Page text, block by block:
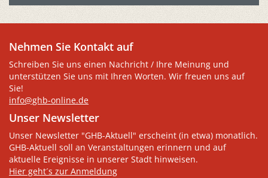
Nehmen Sie Kontakt auf
Schreiben Sie uns einen Nachricht / Ihre Meinung und
unterstützen Sie uns mit Ihren Worten. Wir freuen uns auf
Sie!
info@ghb-online.de
Unser Newsletter
Unser Newsletter "GHB-Aktuell" erscheint (in etwa) monatlich.
GHB-Aktuell soll an Veranstaltungen erinnern und auf
aktuelle Ereignisse in unserer Stadt hinweisen.
Hier geht´s zur Anmeldung